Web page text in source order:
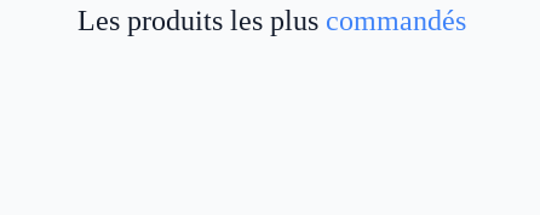
Les produits les plus commandés